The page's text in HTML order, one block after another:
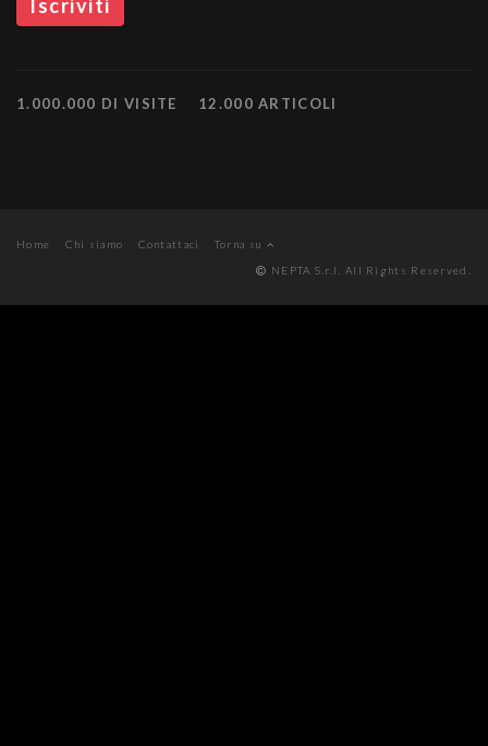
1.000.000 DI VISITE 12.000 ARTICOLI
Home Chi siamo Contattaci
Torna su
NEPTA S.r.l. All Rights Reserved.